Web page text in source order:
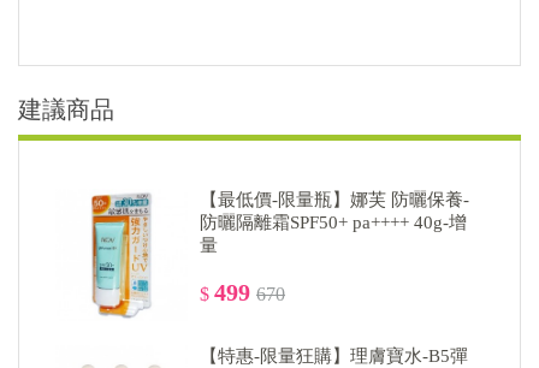
建議商品
【最低價-限量瓶】娜芙 防曬保養-
防曬隔離霜SPF50+ pa++++ 40g-增
量
$ 499 670
【特惠-限量狂購】理膚寶水-B5彈